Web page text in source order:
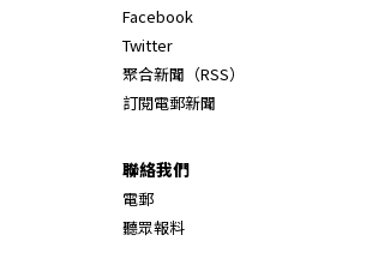
Facebook
Twitter
聚合新聞（RSS）
訂閱電郵新聞
聯絡我們
電郵
聽眾報料